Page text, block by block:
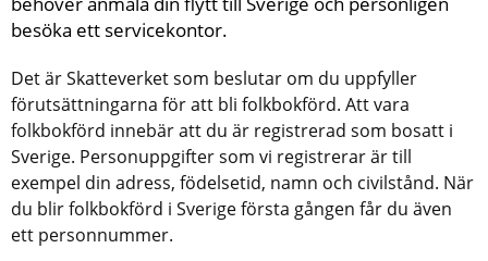
besöka ett servicekontor.
Det är Skatteverket som beslutar om du uppfyller
förutsättningarna för att bli folkbokförd. Att vara
folkbokförd innebär att du är registrerad som bosatt i
Sverige. Personuppgifter som vi registrerar är till
exempel din adress, födelsetid, namn och civilstånd. När
du blir folkbokförd i Sverige första gången får du även
ett personnummer.